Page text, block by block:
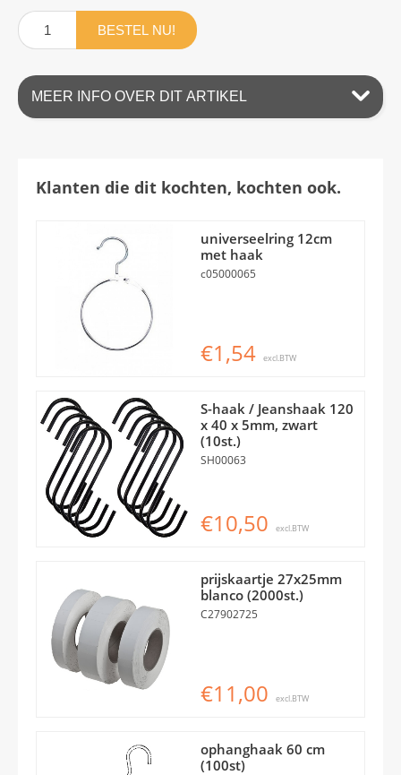
BESTEL NU!
MEER INFO OVER DIT ARTIKEL
Klanten die dit kochten, kochten ook.
universeelring 12cm
met haak
c05000065
€1,54 excl.BTW
S-haak / Jeanshaak 120
x 40 x 5mm, zwart
(10st.)
SH00063
€10,50 excl.BTW
prijskaartje 27x25mm
blanco (2000st.)
C27902725
€11,00 excl.BTW
ophanghaak 60 cm
(100st)